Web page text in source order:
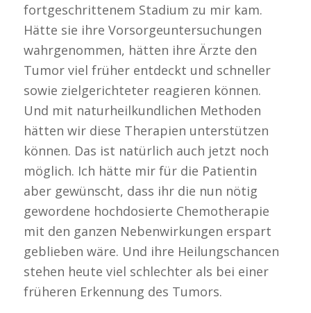
fortgeschrittenem Stadium zu mir kam.
Hätte sie ihre Vorsorgeuntersuchungen
wahrgenommen, hätten ihre Ärzte den
Tumor viel früher entdeckt und schneller
sowie zielgerichteter reagieren können.
Und mit naturheilkundlichen Methoden
hätten wir diese Therapien unterstützen
können. Das ist natürlich auch jetzt noch
möglich. Ich hätte mir für die Patientin
aber gewünscht, dass ihr die nun nötig
gewordene hochdosierte Chemotherapie
mit den ganzen Nebenwirkungen erspart
geblieben wäre. Und ihre Heilungschancen
stehen heute viel schlechter als bei einer
früheren Erkennung des Tumors.